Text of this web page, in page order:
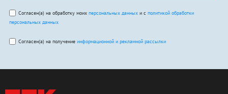
Согласен(а) на обработку моих персональных данных и с политикой обработки
персональных данных
Согласен(а) на получение информационной и рекламной рассылки